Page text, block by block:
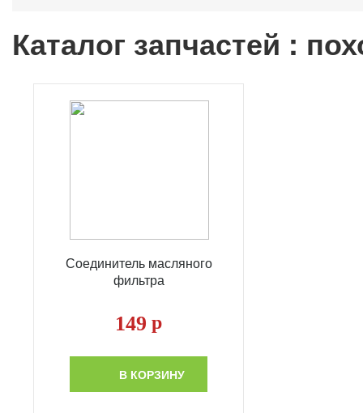
Каталог запчастей :
Соединитель масляного
фильтра
149 р
В КОРЗИНУ